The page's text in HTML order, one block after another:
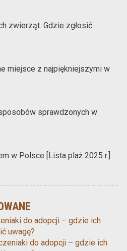
zwierząt. Gdzie zgłosić
miejsce z najpiękniejszymi w
sprawdzonych w
w Polsce [Lista plaż 2025 r.]
do adopcji – gdzie ich
uwagę?
do adopcji – gdzie ich